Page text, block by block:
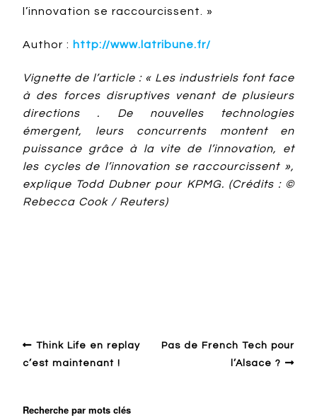
l’innovation se raccourcissent. »
Author : http://www.latribune.fr/
Vignette de l’article : « Les industriels font face
à des forces disruptives venant de plusieurs
directions . De nouvelles technologies
émergent, leurs concurrents montent en
puissance grâce à la vite de l’innovation, et
les cycles de l’innovation se raccourcissent »,
explique Todd Dubner pour KPMG. (Crédits : ©
Rebecca Cook / Reuters)
Think Life en replay
c’est maintenant !
Pas de French Tech pour
l’Alsace ?
Recherche par mots clés